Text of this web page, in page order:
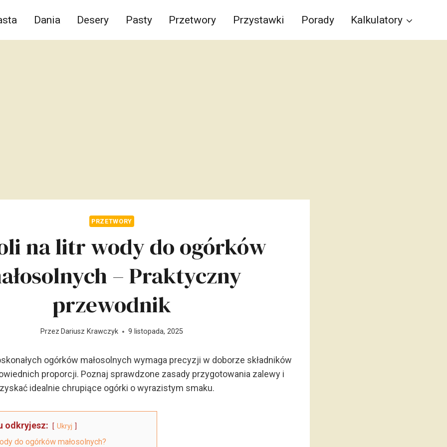
Dania Desery Pasty Przetwory Przystawki Porady Kalkulatory
PRZETWORY
na litr wody do ogórków
– Praktyczny
przewodnik
Przez Dariusz Krawczyk 9 listopada, 2025
ogórków małosolnych wymaga precyzji w doborze składników
proporcji. Poznaj sprawdzone zasady przygotowania zalewy i
idealnie chrupiące ogórki o wyrazistym smaku.
odkryjesz: Ukryj
do ogórków małosolnych?